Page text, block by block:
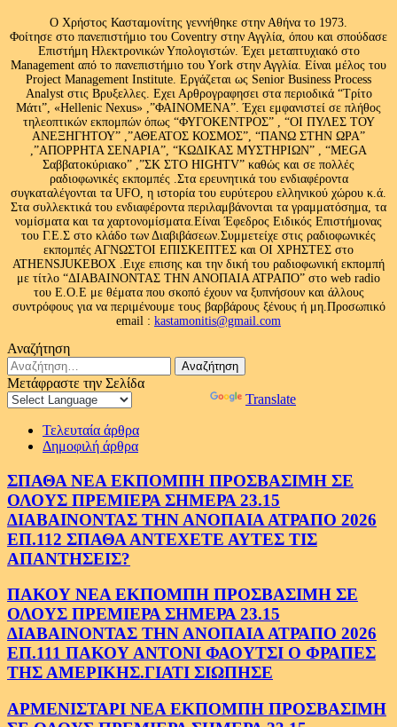
Ο Χρήστος Κασταμονίτης γεννήθηκε στην Αθήνα το 1973.
Φοίτησε στο πανεπιστήμιο του Coventry στην Αγγλία, όπου και σπούδασε
Επιστήμη Ηλεκτρονικών Υπολογιστών. Έχει μεταπτυχιακό στο
Management από το πανεπιστήμιο του Υork στην Αγγλία. Είναι μέλος του
Project Management Institute. Εργάζεται ως Senior Business Process
Analyst στις Βρυξελλες. Εχει Αρθρογραφησει στα περιοδικά “Τρίτο
Μάτι”, «Hellenic Nexus» ,”ΦΑΙΝΟΜΕΝΑ”. Έχει εμφανιστεί σε πλήθος
τηλεοπτικών εκπομπών όπως “ΦΥΓΟΚΕΝΤΡΟΣ” , “ΟΙ ΠΥΛΕΣ ΤΟΥ
ΑΝΕΞΗΓΗΤΟΥ” ,”ΑΘΕΑΤΟΣ ΚΟΣΜΟΣ”, “ΠΑΝΩ ΣΤΗΝ ΩΡΑ”
,”ΑΠΟΡΡΗΤΑ ΣΕΝΑΡΙΑ”, “ΚΩΔΙΚΑΣ ΜΥΣΤΗΡΙΩΝ” , “MEGA
Σαββατοκύριακο” ,”ΣΚ ΣΤΟ HIGHTV” καθώς και σε πολλές
ραδιοφωνικές εκπομπές .Στα ερευνητικά του ενδιαφέροντα
συγκαταλέγονται τα UFO, η ιστορία του ευρύτερου ελληνικού χώρου κ.ά.
Στα συλλεκτικά του ενδιαφέροντα περιλαμβάνονται τα γραμματόσημα, τα
νομίσματα και τα χαρτονομίσματα.Είναι Έφεδρος Ειδικός Επιστήμονας
του Γ.Ε.Σ στο κλάδο των Διαβιβάσεων.Συμμετείχε στις ραδιοφωνικές
εκπομπές ΑΓΝΩΣΤΟΙ ΕΠΙΣΚΕΠΤΕΣ και ΟΙ ΧΡΗΣΤΕΣ στο
ATHENSJUKEBOX .Ειχε επισης και την δική του ραδιοφωνική εκπομπή
με τίτλο “ΔΙΑΒΑΙΝΟΝΤΑΣ ΤΗΝ ΑΝΟΠΑΙΑ ΑΤΡΑΠΟ” στο web radio
του Ε.Ο.Ε με θέματα που σκοπό έχουν να ξυπνήσουν και άλλους
συντρόφους για να περιμένουμε τους βαρβάρους ξένους ή μη.Προσωπικό
email : kastamonitis@gmail.com
Αναζήτηση
Αναζήτηση
για:
Μετάφραστε την Σελίδα
Translate
Τελευταία άρθρα
Δημοφιλή άρθρα
ΣΠΑΘΑ ΝΕΑ ΕΚΠΟΜΠΗ ΠΡΟΣΒΑΣΙΜΗ ΣΕ
ΟΛΟΥΣ ΠΡΕΜΙΕΡΑ ΣΗΜΕΡΑ 23.15
ΔΙΑΒΑΙΝΟΝΤΑΣ ΤΗΝ ΑΝΟΠΑΙΑ ΑΤΡΑΠΟ 2026
ΕΠ.112 ΣΠΑΘΑ ΑΝΤΕΧΕΤΕ ΑΥΤΕΣ ΤΙΣ
ΑΠΑΝΤΗΣΕΙΣ?
ΠΑΚΟΥ ΝΕΑ ΕΚΠΟΜΠΗ ΠΡΟΣΒΑΣΙΜΗ ΣΕ
ΟΛΟΥΣ ΠΡΕΜΙΕΡΑ ΣΗΜΕΡΑ 23.15
ΔΙΑΒΑΙΝΟΝΤΑΣ ΤΗΝ ΑΝΟΠΑΙΑ ΑΤΡΑΠΟ 2026
ΕΠ.111 ΠΑΚΟΥ ΑΝΤΟΝΙ ΦΑΟΥΤΣΙ Ο ΦΡΑΠΕΣ
ΤΗΣ ΑΜΕΡΙΚΗΣ.ΓΙΑΤΙ ΣΙΩΠΗΣΕ
ΑΡΜΕΝΙΣΤΑΡΙ ΝΕΑ ΕΚΠΟΜΠΗ ΠΡΟΣΒΑΣΙΜΗ